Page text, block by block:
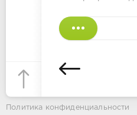
Политика конфиденциальности